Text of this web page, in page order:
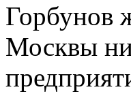
Горбунов
Москвы